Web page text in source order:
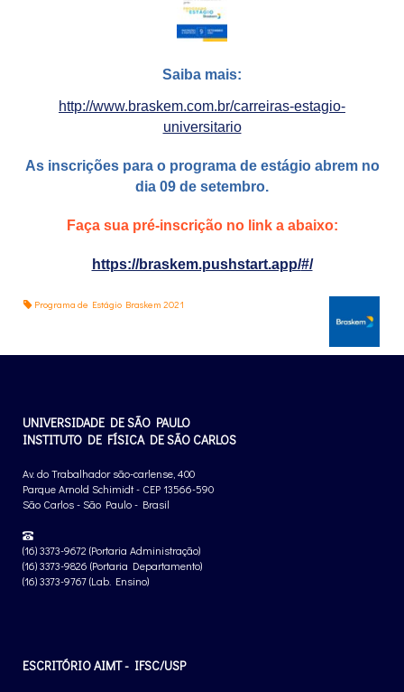
Saiba mais:
http://www.braskem.com.br/carreiras-estagio-
universitario
As inscrições para o programa de estágio abrem no
dia 09 de setembro.
Faça sua pré-inscrição no link a abaixo:
https://braskem.pushstart.app/#/
Programa de Estágio Braskem 2021
UNIVERSIDADE DE SÃO PAULO
INSTITUTO DE FÍSICA DE SÃO CARLOS
Av. do Trabalhador são-carlense, 400
Parque Arnold Schimidt - CEP 13566-590
São Carlos - São Paulo - Brasil
(16) 3373-9672 (Portaria Administração)
(16) 3373-9826 (Portaria Departamento)
(16) 3373-9767 (Lab. Ensino)
ESCRITÓRIO AIMT - IFSC/USP